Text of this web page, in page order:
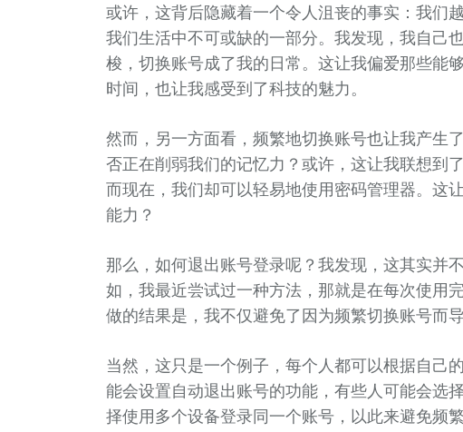
或许，这背后隐藏着一个令人沮丧的事实：我们
我们生活中不可或缺的一部分。我发现，我自己
梭，切换账号成了我的日常。这让我偏爱那些能
时间，也让我感受到了科技的魅力。
然而，另一方面看，频繁地切换账号也让我产生
否正在削弱我们的记忆力？或许，这让我联想到
而现在，我们却可以轻易地使用密码管理器。这
能力？
那么，如何退出账号登录呢？我发现，这其实并
如，我最近尝试过一种方法，那就是在每次使用
做的结果是，我不仅避免了因为频繁切换账号而
当然，这只是一个例子，每个人都可以根据自己
能会设置自动退出账号的功能，有些人可能会选
择使用多个设备登录同一个账号，以此来避免频